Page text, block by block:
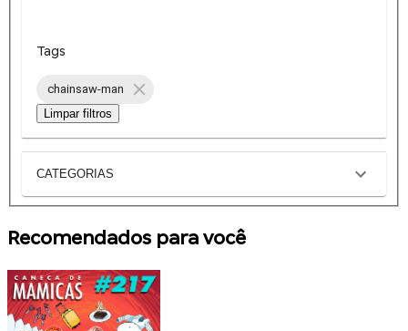
Tags
chainsaw-man
Limpar filtros
CATEGORIAS
Recomendados para você